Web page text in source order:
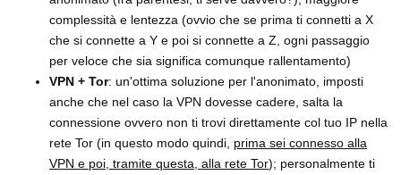
complessità e lentezza (ovvio che se prima ti connetti a X
che si connette a Y e poi si connette a Z, ogni passaggio
per veloce che sia significa comunque rallentamento)
VPN + Tor: un'ottima soluzione per l'anonimato, imposti
anche che nel caso la VPN dovesse cadere, salta la
connessione ovvero non ti trovi direttamente col tuo IP nella
rete Tor (in questo modo quindi, prima sei connesso alla
VPN e poi, tramite questa, alla rete Tor); personalmente ti